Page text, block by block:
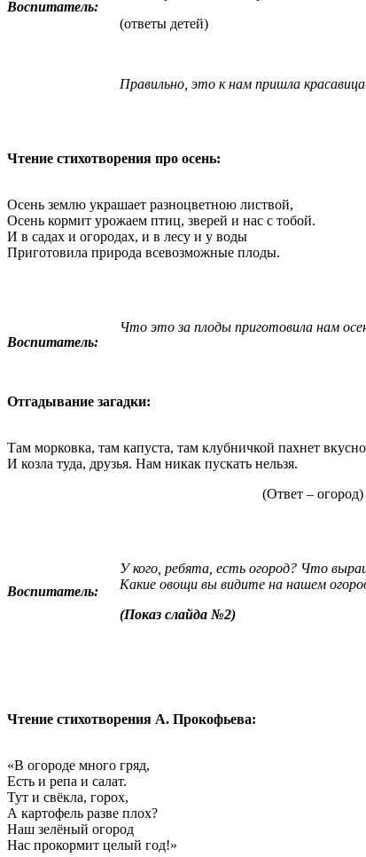
Воспитатель:
(ответы детей)
Правильно, это к нам пришла
Чтение стихотворения про осень:
Осень землю украшает разноцветною листвой,
Осень кормит урожаем птиц, зверей и нас с тобой.
И в садах и огородах, и в лесу и у воды
Приготовила природа всевозможные плоды.
Воспитатель:
Что это за плоды приготовила нам
Отгадывание загадки:
Там морковка, там капуста, там клубничкой пахнет
И козла туда, друзья. Нам никак пускать нельзя.
(Ответ – огород)
Воспитатель:
У кого, ребята, есть огород? Что
Какие овощи вы видите на нашем
(Показ слайда №2)
Чтение стихотворения А. Прокофьева:
«В огороде много гряд,
Есть и репа и салат.
Тут и свёкла, горох,
А картофель разве плох?
Наш зелёный огород
Нас прокормит целый год!»